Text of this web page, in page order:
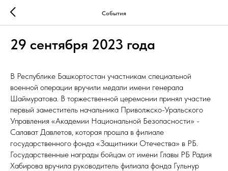
События
29 сентября 2023 года
В Республике Башкортостан участникам специальной
военной операции вручили медали имени генерала
Шаймуратова. В торжественной церемонии принял участие
первый заместитель начальника Приволжско-Уральского
Управления «Академии Национальной Безопасности» -
Салават Давлетов, которая прошла в филиале
государственного фонда «Защитники Отечества» в РБ.
Государственные награды бойцам от имени Главы РБ Радия
Хабирова вручила руководитель филиала фонда Гульнур